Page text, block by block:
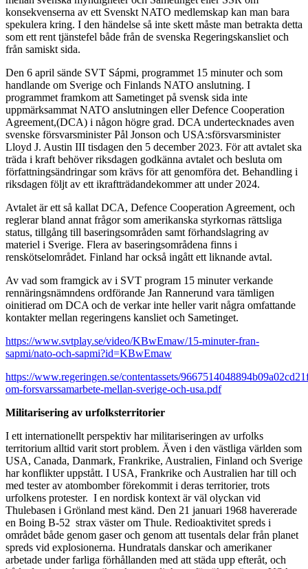
konsekvenserna av ett Svenskt NATO medlemskap kan man bara
spekulera kring. I den händelse så inte skett måste man betrakta detta
som ett rent tjänstefel både från de svenska Regeringskansliet och
från samiskt sida.
Den 6 april sände SVT Sápmi, programmet 15 minuter och som
handlande om Sverige och Finlands NATO anslutning. I
programmet framkom att Sametinget på svensk sida inte
uppmärksammat NATO anslutningen eller Defence Cooperation
Agreement,(DCA) i någon högre grad. DCA undertecknades aven
svenske försvarsminister Pål Jonson och USA:sförsvarsminister
Lloyd J. Austin III tisdagen den 5 december 2023. För att avtalet ska
träda i kraft behöver riksdagen godkänna avtalet och besluta om
författningsändringar som krävs för att genomföra det. Behandling i
riksdagen följt av ett ikraftträdandekommer att under 2024.
Avtalet är ett så kallat DCA, Defence Cooperation Agreement, och
reglerar bland annat frågor som amerikanska styrkornas rättsliga
status, tillgång till baseringsområden samt förhandslagring av
materiel i Sverige. Flera av baseringsområdena finns i
renskötselområdet. Finland har också ingått ett liknande avtal.
Av vad som framgick av i SVT program 15 minuter verkande
rennäringsnämndens ordförande Jan Rannerund vara tämligen
oinitierad om DCA och de verkar inte heller varit några omfattande
kontakter mellan regeringens kansliet och Sametinget.
https://www.svtplay.se/video/KBwEmaw/15-minuter-fran-
sapmi/nato-och-sapmi?id=KBwEmaw
https://www.regeringen.se/contentassets/
om-forsvarssamarbete-mellan-sverige-och-usa.pdf
Militarisering av urfolksterritorier
I ett internationellt perspektiv har militariseringen av urfolks
territorium alltid varit stort problem. Även i den västliga världen som
USA, Canada, Danmark, Frankrike, Australien, Finland och Sverige
har konflikter uppstått. I USA, Frankrike och Australien har till och
med tester av atombomber förekommit i deras territorier, trots
urfolkens protester. I en nordisk kontext är väl olyckan vid
Thulebasen i Grönland mest känd. Den 21 januari 1968 havererade
en Boing B-52 strax väster om Thule. Redioaktivitet spreds i
området både genom gaser och genom att tusentals delar från planet
spreds vid explosionerna. Hundratals danskar och amerikaner
arbetade under farliga förhållanden med att städa upp efteråt, och